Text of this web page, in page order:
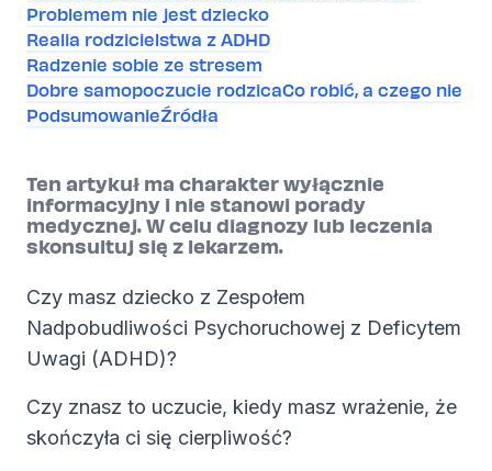
Problemem nie jest dziecko
Realia rodzicielstwa z ADHD
Radzenie sobie ze stresem
Dobre samopoczucie rodzicaCo robić, a czego nie
PodsumowanieŹródła
Ten artykuł ma charakter wyłącznie
informacyjny i nie stanowi porady
medycznej. W celu diagnozy lub leczenia
skonsultuj się z lekarzem.
Czy masz dziecko z Zespołem
Nadpobudliwości Psychoruchowej z Deficytem
Uwagi (ADHD)?
Czy znasz to uczucie, kiedy masz wrażenie, że
skończyła ci się cierpliwość?